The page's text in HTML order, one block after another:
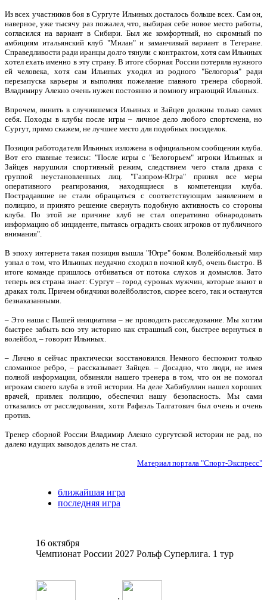
Из всех участников боя в Сургуте Ильиных досталось больше всех. Сам он,
наверное, уже тысячу раз пожалел, что, выбирая себе новое место работы,
согласился на вариант в Сибири. Был же комфортный, но скромный по
амбициям итальянский клуб "Милан" и заманчивый вариант в Тегеране.
Справедливости ради иранцы долго тянули с контрактом, хотя сам Ильиных
хотел ехать именно в эту страну. В итоге сборная России потеряла нужного
ей человека, хотя сам Ильиных уходил из родного "Белогорья" ради
перезапуска карьеры и выполняя пожелание главного тренера сборной.
Владимиру Алекно очень нужен постоянно и помногу играющий Ильиных.
Впрочем, винить в случившемся Ильиных и Зайцев должны только самих
себя. Походы в клубы после игры – личное дело любого спортсмена, но
Сургут, прямо скажем, не лучшее место для подобных посиделок.
Позиция работодателя Ильиных изложена в официальном сообщении клуба.
Вот его главные тезисы: "После игры с "Белогорьем" игроки Ильиных и
Зайцев нарушили спортивный режим, следствием чего стала драка с
группой неустановленных лиц. "Газпром-Югра" принял все меры
оперативного реагирования, находящиеся в компетенции клуба.
Пострадавшие не стали обращаться с соответствующим заявлением в
полицию, и принято решение свернуть подобную активность со стороны
клуба. По этой же причине клуб не стал оперативно обнародовать
информацию об инциденте, пытаясь оградить своих игроков от публичного
внимания".
В эпоху интернета такая позиция вышла "Югре" боком. Волейбольный мир
узнал о том, что Ильиных неудачно сходил в ночной клуб, очень быстро. В
итоге команде пришлось отбиваться от потока слухов и домыслов. Зато
теперь вся страна знает: Сургут – город суровых мужчин, которые знают в
драках толк. Причем обидчики волейболистов, скорее всего, так и останутся
безнаказанными.
– Это наша с Пашей инициатива – не проводить расследование. Мы хотим
быстрее забыть всю эту историю как страшный сон, быстрее вернуться в
волейбол, – говорит Ильиных.
– Лично я сейчас практически восстановился. Немного беспокоит только
сломанное ребро, – рассказывает Зайцев. – Досадно, что люди, не имея
полной информации, обвиняли нашего тренера в том, что он не помогал
игрокам своего клуба в этой истории. На деле Хабибуллин нашел хороших
врачей, привлек полицию, обеспечил нашу безопасность. Мы сами
отказались от расследования, хотя Рафаэль Талгатович был очень и очень
против.
Тренер сборной России Владимир Алекно сургутской истории не рад, но
далеко идущих выводов делать не стал.
Материал портала "Спорт-Экспресс"
ближайшая игра
последняя игра
16 октября
Чемпионат России 2027 Рольф Суперлига. 1 тур